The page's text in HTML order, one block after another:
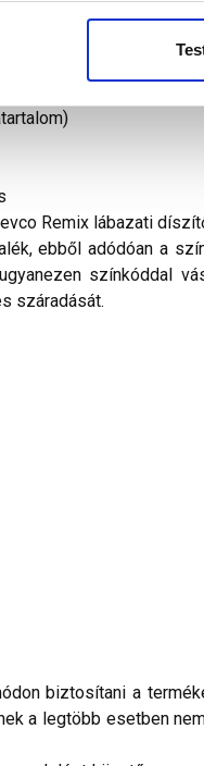
Nem alkalmazható a
Remix lábazati
ebből adódóan a
színkóddal
száradását.
biztosítani a
a legtöbb esetben